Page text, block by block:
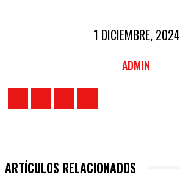
1 DICIEMBRE, 2024
ADMIN
ARTÍCULOS RELACIONADOS